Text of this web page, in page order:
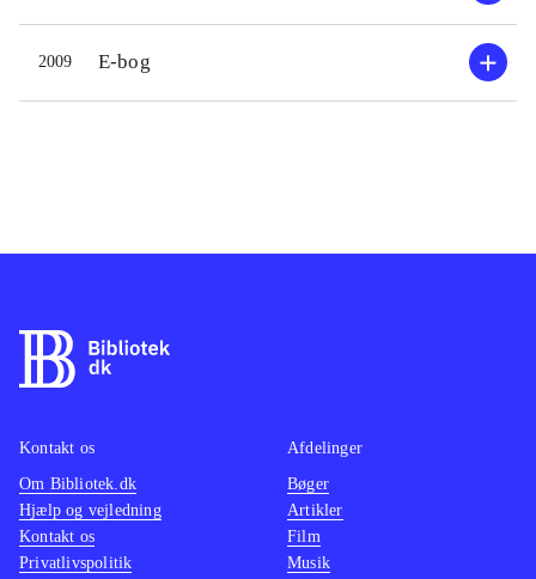
2009 E-bog
Kontakt os
Om Bibliotek.dk
Hjælp og vejledning
Kontakt os
Privatlivspolitik
Afdelinger
Bøger
Artikler
Film
Musik